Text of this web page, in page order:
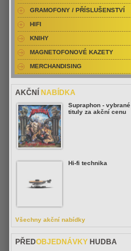
GRAMOFONY / PŘÍSLUŠENSTVÍ
HIFI
KNIHY
MAGNETOFONOVÉ KAZETY
MERCHANDISING
AKČNÍ NABÍDKA
Supraphon - vybrané
tituly za akční cenu
Hi-fi technika
Všechny akční nabídky
PŘEDOBJEDNÁVKY HUDBA